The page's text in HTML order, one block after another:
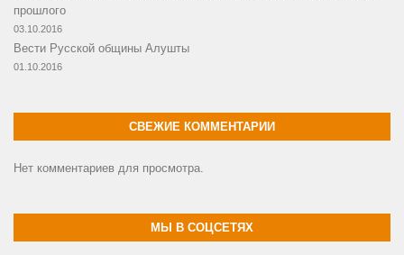
прошлого
03.10.2016
Вести Русской общины Алушты
01.10.2016
СВЕЖИЕ КОММЕНТАРИИ
Нет комментариев для просмотра.
МЫ В СОЦСЕТЯХ